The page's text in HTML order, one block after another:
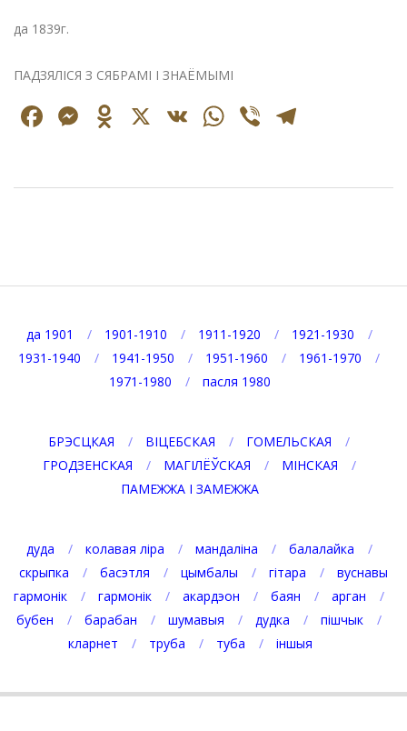
да 1839г.
ПАДЗЯЛІСЯ З СЯБРАМІ І ЗНАЁМЫМІ
Facebook
Messenger
Odnoklassniki
X VK WhatsApp
Viber
да 1901 1901-1910 1911-1920
1921-1930
1931-1940
1941-1950 1951-1960
1961-1970
1971-1980
пасля 1980
БРЭСЦКАЯ ВІЦЕБСКАЯ
ГОМЕЛЬСКАЯ
ГРОДЗЕНСКАЯ
МАГІЛЁЎСКАЯ
МІНСКАЯ
ПАМЕЖЖА І ЗАМЕЖЖА
дуда колавая ліра мандаліна
балалайка
скрыпка
басэтля цымбалы гітара
вуснавы
гармонік
гармонік акардэон баян
арган
бубен
барабан шумавыя дудка
пішчык
кларнет
труба туба іншыя